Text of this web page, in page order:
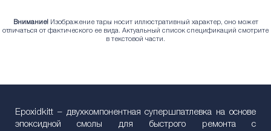
Внимание! Изображение тары носит иллюстративный характер, оно может
отличаться от фактического ее вида. Актуальный список спецификаций смотрите
в текстовой части.
Epoxidkitt – двухкомпонентная cупершпатлевка на основе
эпоксидной смолы для быстрого ремонта с